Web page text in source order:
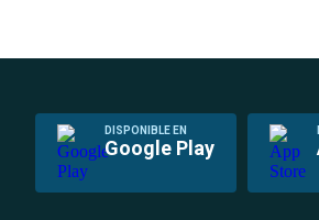
DISPONIBLE EN
Google Play